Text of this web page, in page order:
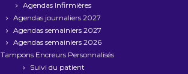
Agendas Infirmières
Agendas journaliers 2027
Agendas semainiers 2027
Agendas semainiers 2026
Tampons Encreurs Personnalisés
Suivi du patient